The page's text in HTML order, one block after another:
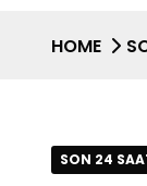
HOME
SON 24